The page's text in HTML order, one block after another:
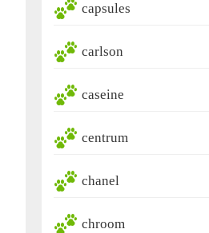
capsules
carlson
caseine
centrum
chanel
chroom